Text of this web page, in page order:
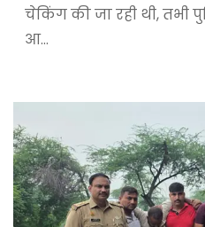
चेकिंग की जा रही थी, तभी
आ…